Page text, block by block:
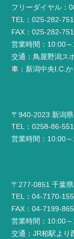
フリーダイヤル：
TEL：025-282-
FAX：025-282-
営業時間：10:00
交通：鳥屋野潟ス
車：新潟中央I.C.
〒940-2023 新潟
TEL：0258-86-
営業時間：10:00
〒277-0851 千葉
TEL：04-7170-
FAX：04-7199-
営業時間：10:00
交通：JR柏駅より